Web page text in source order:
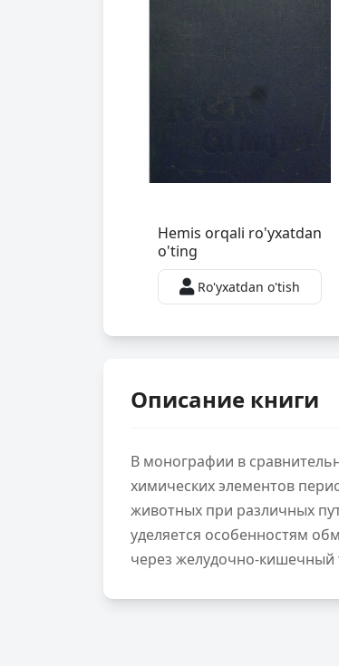
Hemis orqali ro'yxatdan
o'ting
Ro'yxatdan o'tish
Описание книги
В монографии в
химических элементов
животных при различных
уделяется особенностям
через желу­дочно-кишечный